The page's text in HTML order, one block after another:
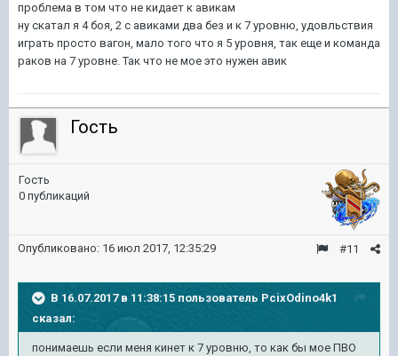
проблема в том что не кидает к авикам
ну скатал я 4 боя, 2 с авиками два без и к 7 уровню, удовльствия
играть просто вагон, мало того что я 5 уровня, так еще и команда
раков на 7 уровне. Так что не мое это нужен авик
Гость
Гость
0 публикаций
#11
Опубликовано: 16 июл 2017, 12:35:29
В 16.07.2017 в 11:38:15 пользователь PcixOdino4k1
сказал:
понимаешь если меня кинет к 7 уровню, то как бы мое ПВО